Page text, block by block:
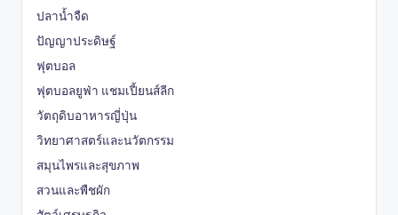
ปลาน้ำจืด
ปัญญาประดิษฐ์
ฟุตบอล
ฟุตบอลยูฟ่า แชมเปี้ยนส์ลีก
วัตถุดิบอาหารญี่ปุ่น
วิทยาศาสตร์และนวัตกรรม
สมุนไพรและสุขภาพ
สวนและพืชผัก